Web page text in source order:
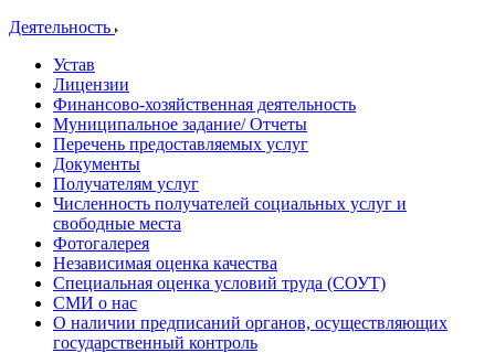
Деятельность
Устав
Лицензии
Финансово-хозяйственная деятельность
Муниципальное задание/ Отчеты
Перечень предоставляемых услуг
Документы
Получателям услуг
Численность получателей социальных услуг и
свободные места
Фотогалерея
Независимая оценка качества
Специальная оценка условий труда (СОУТ)
СМИ о нас
О наличии предписаний органов, осуществляющих
государственный контроль